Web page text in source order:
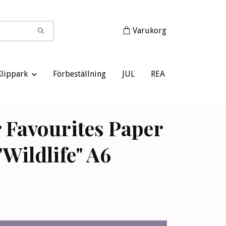
Varukorg
Förbeställning JUL
REA
Favourites Paper
A6